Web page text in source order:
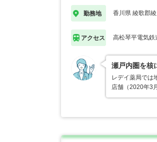
勤務地 香川県 綾歌郡
アクセス 高松琴平電気鉄
瀬戸内圏を核
レデイ薬局では
店舗（2020年3